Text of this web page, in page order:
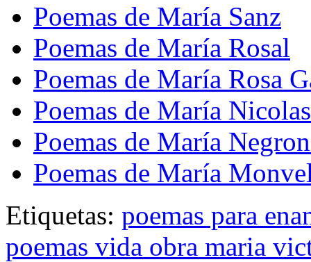
Poemas de María Sanz
Poemas de María Rosal
Poemas de María Rosa
Poemas de María
Poemas de María
Poemas de María
Etiquetas: poemas para
poemas vida obra maria